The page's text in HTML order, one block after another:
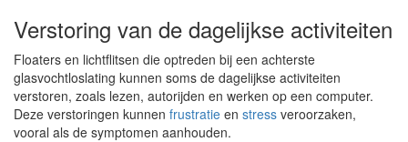
Verstoring van de dagelijkse activiteiten
Floaters en lichtflitsen die optreden bij een achterste
glasvochtloslating kunnen soms de dagelijkse activiteiten
verstoren, zoals lezen, autorijden en werken op een computer.
Deze verstoringen kunnen frustratie en stress veroorzaken,
vooral als de symptomen aanhouden.